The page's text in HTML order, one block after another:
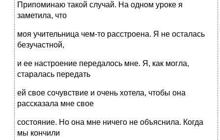
Припоминаю такой случай. На одном уроке я
заметила, что
моя учительница чем-то расстроена. Я не осталась
безучастной,
и ее настроение передалось мне. Я, как могла,
старалась передать
ей свое сочувствие и очень хотела, чтобы она
рассказала мне свое
состояние. Но она мне ничего не объяснила. Когда
мы кончили